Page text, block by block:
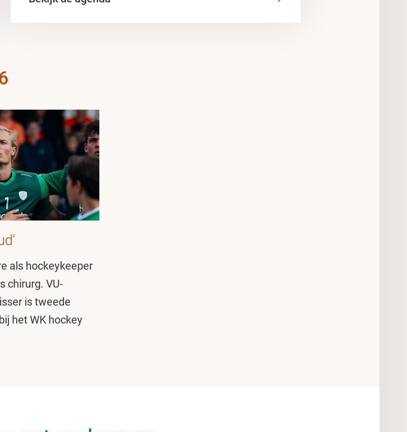
als hockeykeeper
chirurg. VU-
is tweede
het WK hockey